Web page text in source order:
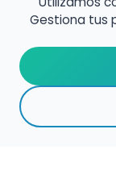
Gestiona tus